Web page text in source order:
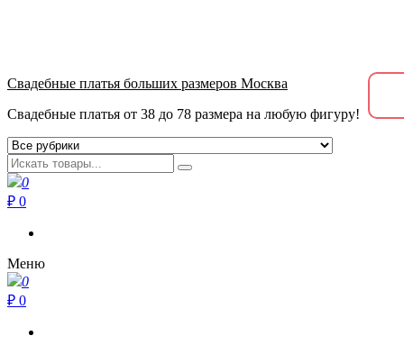
Свадебные платья больших размеров Москва
Свадебные платья от 38 до 78 размера на любую фигуру!
0
₽ 0
Меню
0
₽ 0